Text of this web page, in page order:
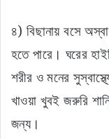
৪) বিছানায় বসে
হতে পারে। ঘরের
শরীর ও মনের
খাওয়া খুবই জরুরি
জন্য।